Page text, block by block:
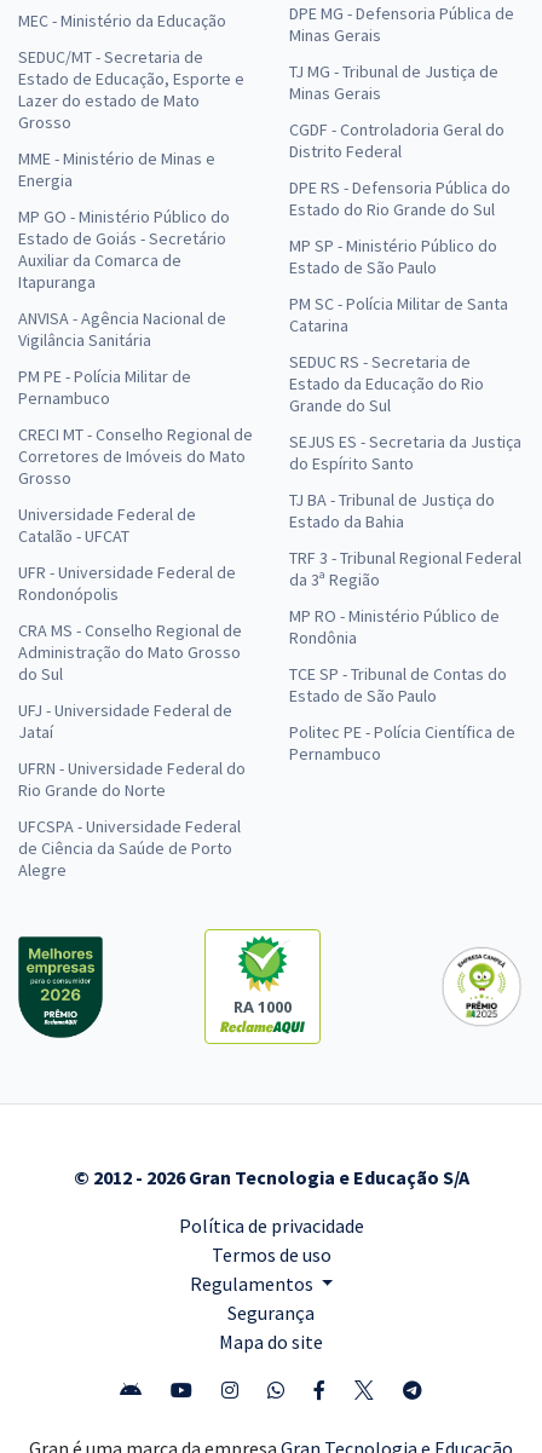
MEC - Ministério da Educação
SEDUC/MT - Secretaria de
Estado de Educação, Esporte e
Lazer do estado de Mato
Grosso
MME - Ministério de Minas e
Energia
MP GO - Ministério Público do
Estado de Goiás - Secretário
Auxiliar da Comarca de
Itapuranga
ANVISA - Agência Nacional de
Vigilância Sanitária
PM PE - Polícia Militar de
Pernambuco
CRECI MT - Conselho Regional de
Corretores de Imóveis do Mato
Grosso
Universidade Federal de
Catalão - UFCAT
UFR - Universidade Federal de
Rondonópolis
CRA MS - Conselho Regional de
Administração do Mato Grosso
do Sul
UFJ - Universidade Federal de
Jataí
UFRN - Universidade Federal do
Rio Grande do Norte
UFCSPA - Universidade Federal
de Ciência da Saúde de Porto
Alegre
DPE MG - Defensoria Pública de
Minas Gerais
TJ MG - Tribunal de Justiça de
Minas Gerais
CGDF - Controladoria Geral do
Distrito Federal
DPE RS - Defensoria Pública do
Estado do Rio Grande do Sul
MP SP - Ministério Público do
Estado de São Paulo
PM SC - Polícia Militar de Santa
Catarina
SEDUC RS - Secretaria de
Estado da Educação do Rio
Grande do Sul
SEJUS ES - Secretaria da Justiça
do Espírito Santo
TJ BA - Tribunal de Justiça do
Estado da Bahia
TRF 3 - Tribunal Regional Federal
da 3ª Região
MP RO - Ministério Público de
Rondônia
TCE SP - Tribunal de Contas do
Estado de São Paulo
Politec PE - Polícia Científica de
Pernambuco
RA 1000
© 2012 - 2026 Gran Tecnologia e Educação S/A
Política de privacidade
Termos de uso
Regulamentos
Segurança
Mapa do site
Gran é uma marca da empresa Gran Tecnologia e Educação